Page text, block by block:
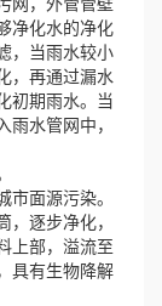
净化水的净化
，当雨水较小
，再通过漏水
初期雨水。当
水管网中，
面源污染。
逐步净化，
上部，溢流至
具有生物降解